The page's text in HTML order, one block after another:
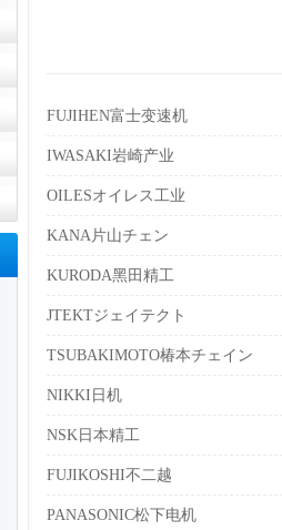
FUJIHEN富士变速机
IWASAKI岩崎产业
OILESオイレス工业
KANA片山チェン
KURODA黑田精工
JTEKTジェイテクト
TSUBAKIMOTO椿本チェイン
NIKKI日机
NSK日本精工
FUJIKOSHI不二越
PANASONIC松下电机